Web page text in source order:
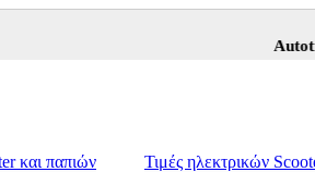
Autotriti.gr
και παπιών Τιμές ηλεκτρικών